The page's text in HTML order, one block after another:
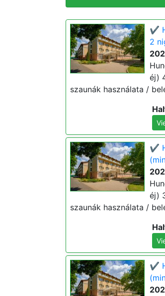
✔️
2
éj)
szaunák használata /
✔️
éj)
szaunák használata /
✔️